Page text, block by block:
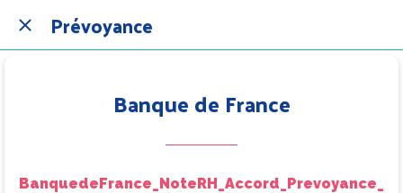
Prévoyance
Banque de France
BanquedeFrance_NoteRH_Accord_Prevoyance_